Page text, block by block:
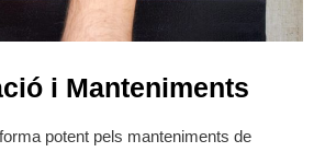
i Manteniments
potent pels manteniments de